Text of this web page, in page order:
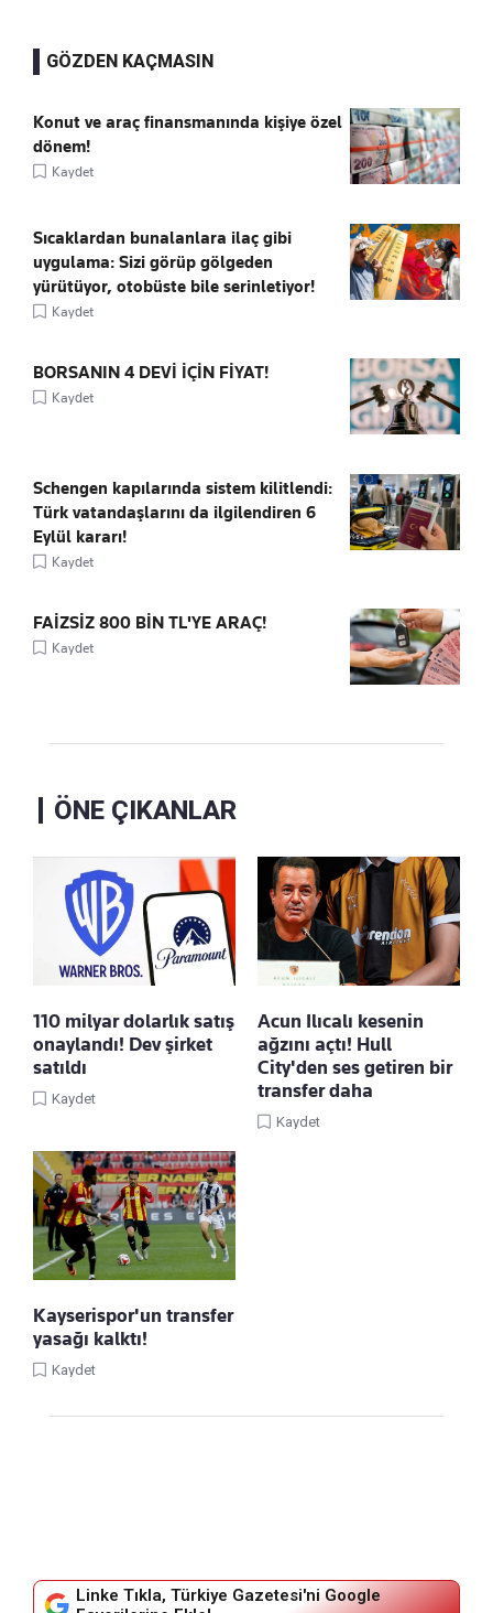
GÖZDEN KAÇMASIN
Konut ve araç finansmanında kişiye özel
dönem!
Kaydet
Sıcaklardan bunalanlara ilaç gibi
uygulama: Sizi görüp gölgeden
yürütüyor, otobüste bile serinletiyor!
Kaydet
BORSANIN 4 DEVİ İÇİN FİYAT!
Kaydet
Schengen kapılarında sistem kilitlendi:
Türk vatandaşlarını da ilgilendiren 6
Eylül kararı!
Kaydet
FAİZSİZ 800 BİN TL'YE ARAÇ!
Kaydet
ÖNE ÇIKANLAR
110 milyar dolarlık satış
onaylandı! Dev şirket
satıldı
Kaydet
Acun Ilıcalı kesenin
ağzını açtı! Hull
City'den ses getiren bir
transfer daha
Kaydet
Kayserispor'un transfer
yasağı kalktı!
Kaydet
Linke Tıkla, Türkiye Gazetesi'ni Google